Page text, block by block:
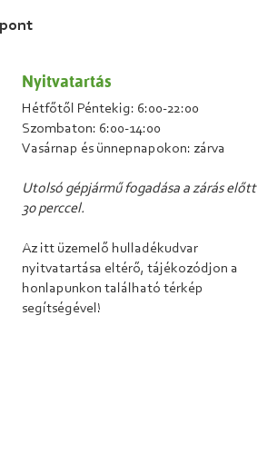
Nyitvatartás
Hétfőtől Péntekig: 6:00-22:00
Szombaton: 6:00-14:00
Vasárnap és ünnepnapokon: zárva
Utolsó gépjármű fogadása a zárás előtt
30 perccel.
Az itt üzemelő hulladékudvar
nyitvatartása eltérő, tájékozódjon a
honlapunkon található térkép
segítségével!